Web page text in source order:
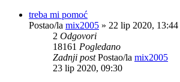
treba mi pomoć
Postao/la mix2005 » 22 lip 2020, 13:44
2 Odgovori
18161 Pogledano
Zadnji postPostao/la mix2005
23 lip 2020, 09:30